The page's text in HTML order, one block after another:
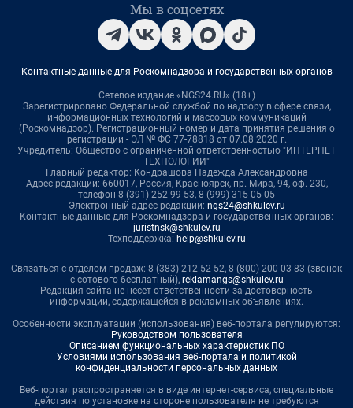
Мы в соцсетях
Контактные данные для Роскомнадзора и государственных органов
Сетевое издание «NGS24.RU» (18+)
Зарегистрировано Федеральной службой по надзору в сфере связи,
информационных технологий и массовых коммуникаций
(Роскомнадзор). Регистрационный номер и дата принятия решения о
регистрации - ЭЛ № ФС 77-78818 от 07.08.2020 г.
Учредитель: Общество с ограниченной ответственностью "ИНТЕРНЕТ
ТЕХНОЛОГИИ"
Главный редактор: Кондрашова Надежда Александровна
Адрес редакции: 660017, Россия, Красноярск, пр. Мира, 94, оф. 230,
телефон 8 (391) 252-99-53, 8 (999) 315-05-05
Электронный адрес редакции: ngs24@shkulev.ru
Контактные данные для Роскомнадзора и государственных органов:
juristnsk@shkulev.ru
Техподдержка: help@shkulev.ru
Связаться с отделом продаж: 8 (383) 212-52-52, 8 (800) 200-03-83 (звонок
с сотового бесплатный), reklamangs@shkulev.ru
Редакция сайта не несет ответственности за достоверность
информации, содержащейся в рекламных объявлениях.
Особенности эксплуатации (использования) веб-портала регулируются:
Руководством пользователя
Описанием функциональных характеристик ПО
Условиями использования веб-портала и политикой
конфиденциальности персональных данных
Веб-портал распространяется в виде интернет-сервиса, специальные
действия по установке на стороне пользователя не требуются